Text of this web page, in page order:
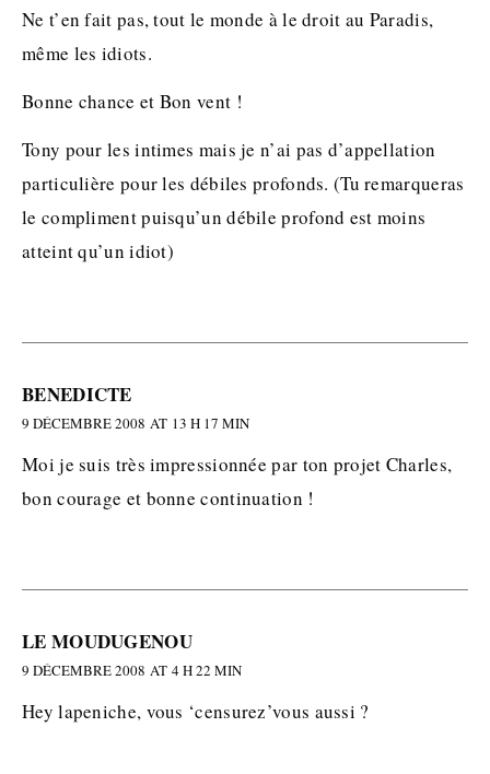
Ne t’en fait pas, tout le monde à le droit au Paradis,
même les idiots.
Bonne chance et Bon vent !
Tony pour les intimes mais je n’ai pas d’appellation
particulière pour les débiles profonds. (Tu remarqueras
le compliment puisqu’un débile profond est moins
atteint qu’un idiot)
BENEDICTE
9 DÉCEMBRE 2008 AT 13 H 17 MIN
Moi je suis très impressionnée par ton projet Charles,
bon courage et bonne continuation !
LE MOUDUGENOU
9 DÉCEMBRE 2008 AT 4 H 22 MIN
Hey lapeniche, vous ‘censurez’vous aussi ?